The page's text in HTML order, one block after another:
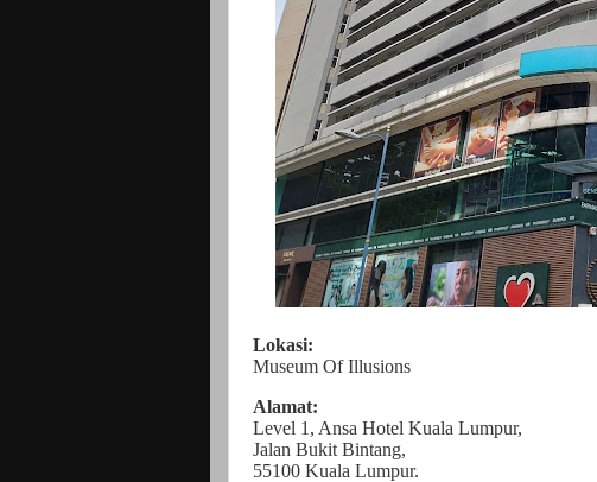
Lokasi:
Museum Of Illusions
Alamat:
Level 1, Ansa Hotel Kuala Lumpur,
Jalan Bukit Bintang,
55100 Kuala Lumpur.